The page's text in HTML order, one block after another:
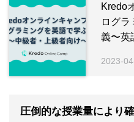
Kredo
ログラ
義〜英
2023-
圧倒的な授業量により